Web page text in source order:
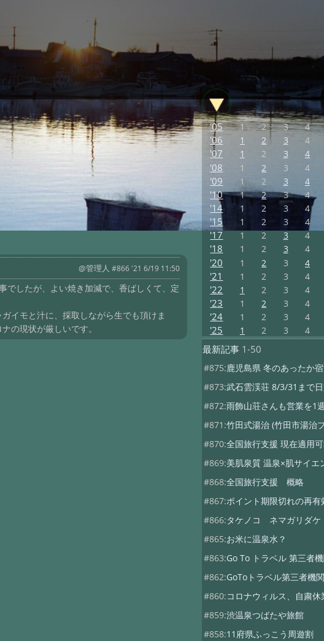
@管理人 #866 '21 6/19 11:50
でしたが、よい焼き加減で、香ばしくて、定
イモと汁に、採取しながら生でも頂けま
の現状が厳しいです。
'05 1 2 3 4
'06 1 2 3 4
'07 1 2 3 4
'08 1 2 3 4
'09 1 2 3 4
'10 1 2 3 4
'14 1 2 3 4
'15 1 2 3 4
'17 1 2 3 4
'18 1 2 3 4
'20 1 2 3 4
'21 1 2 3 4
'22 1 2 3 4
'23 1 2 3 4
'24 1 2 3 4
'25 1 2 3 4
最新記事1-50
#875:鹿児島県 冬のあったか
#873:武石雲渓荘 8/3/31まで
#872:雨飾山荘さんも営業を1
#871:竹田式湯治 (竹田市湯治
#870:全国旅行支援 現在適用
#869:美肌泉質 温泉×肌サイ
#868:全国旅行支援 概略
#867:ポイント期限切れの再有
#866:タケノコ ネマガリダケ
#865:お米に温泉水？
#863:Go To トラベル 第三者
#862:GoToトラベル第三者機
#860:コロナウィルス、自粛
#859:渋温泉つばたや旅館
#858:11府県ふっこう周遊割